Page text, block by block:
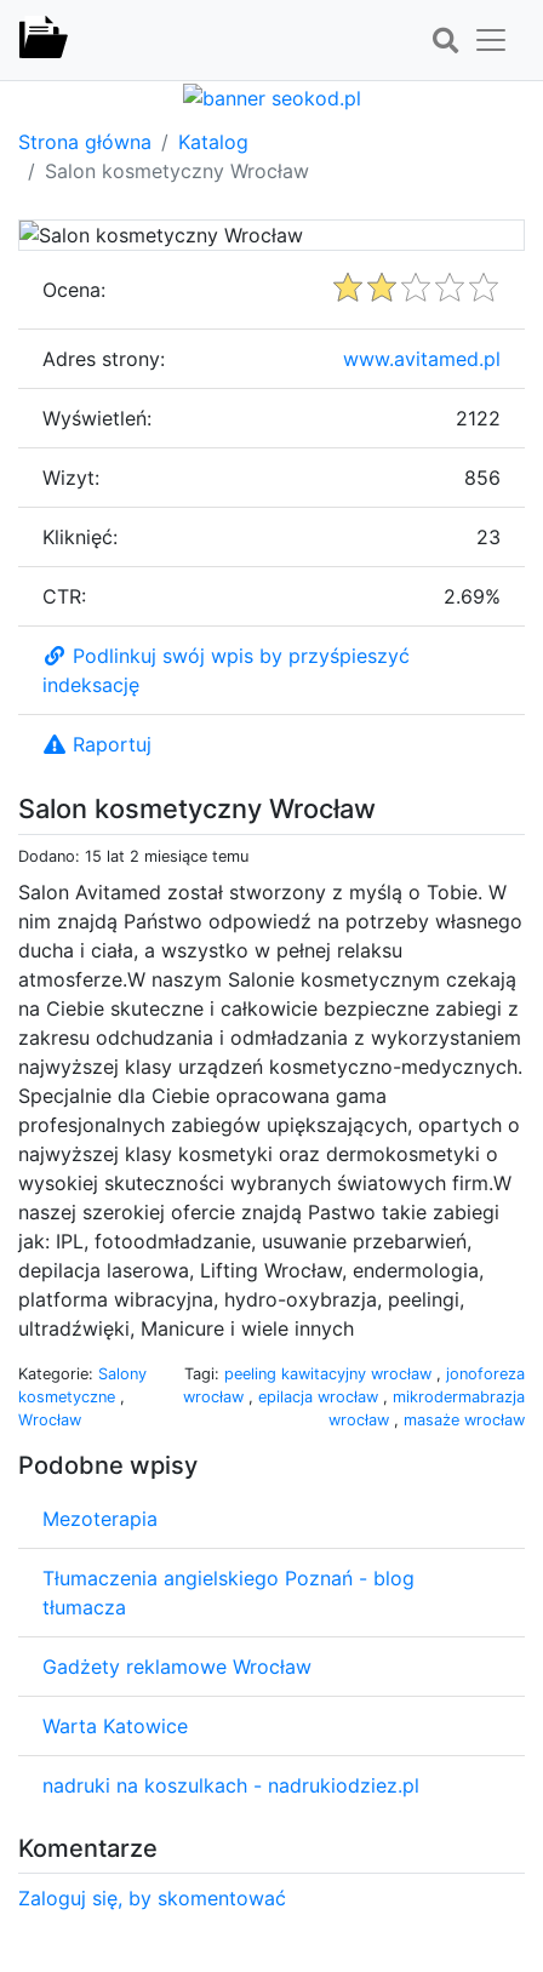
Strona główna
Katalog
Salon kosmetyczny Wrocław
Salon kosmetyczny Wrocław
Dodano: 15 lat 2 miesiące temu
Salon Avitamed został stworzony z myślą o Tobie. W
nim znajdą Państwo odpowiedź na potrzeby własnego
ducha i ciała, a wszystko w pełnej relaksu
atmosferze.W naszym Salonie kosmetycznym czekają
na Ciebie skuteczne i całkowicie bezpieczne zabiegi z
zakresu odchudzania i odmładzania z wykorzystaniem
najwyższej klasy urządzeń kosmetyczno-medycznych.
Specjalnie dla Ciebie opracowana gama
profesjonalnych zabiegów upiększających, opartych o
najwyższej klasy kosmetyki oraz dermokosmetyki o
wysokiej skuteczności wybranych światowych firm.W
naszej szerokiej ofercie znajdą Pastwo takie zabiegi
jak: IPL, fotoodmładzanie, usuwanie przebarwień,
depilacja laserowa, Lifting Wrocław, endermologia,
platforma wibracyjna, hydro-oxybrazja, peelingi,
ultradźwięki, Manicure i wiele innych
Kategorie: Salony
kosmetyczne ,
Wrocław
Tagi: peeling kawitacyjny wrocław , jonoforeza
wrocław , epilacja wrocław , mikrodermabrazja
wrocław , masaże wrocław
Podobne wpisy
Mezoterapia
Tłumaczenia angielskiego Poznań - blog
tłumacza
Gadżety reklamowe Wrocław
Warta Katowice
nadruki na koszulkach - nadrukiodziez.pl
Komentarze
Zaloguj się, by skomentować
Ocena:
Adres strony: www.avitamed.pl
Wyświetleń: 2122
Wizyt: 856
Kliknięć: 23
CTR: 2.69%
Podlinkuj swój wpis by przyśpieszyć
indeksację
Raportuj